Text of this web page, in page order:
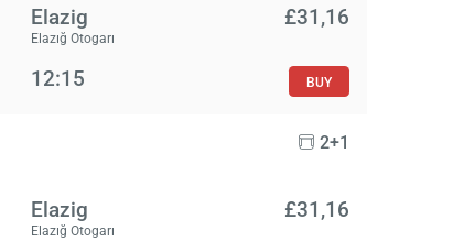
Elazig
Elazığ Otogarı
£‎31,16
12:15 BUY
2+1
Elazig
Elazığ Otogarı
£‎31,16